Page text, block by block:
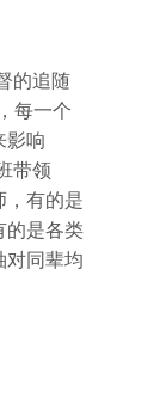
的追随
每一个
影响
带领
，有的是
的是各类
对同辈均